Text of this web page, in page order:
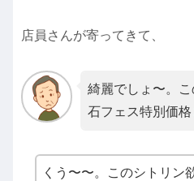
店員さんが寄ってきて、
綺麗でしょ〜。こ
石フェス特別価格
くう〜〜。このシトリン